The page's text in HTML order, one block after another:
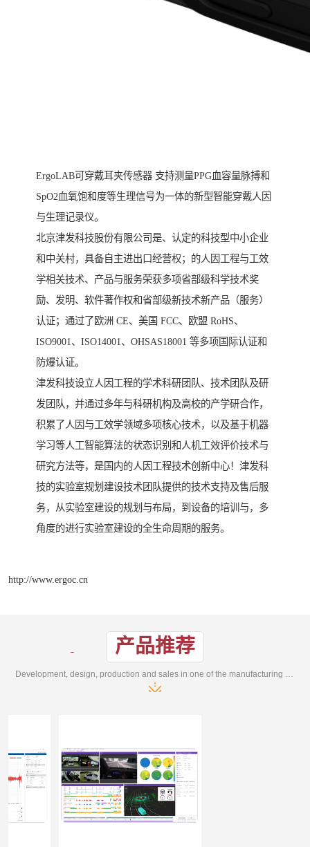
ErgoLAB可穿戴耳夹传感器 支持测量PPG血容量脉搏和
SpO2血氧饱和度等生理信号为一体的新型智能穿戴人因
与生理记录仪。
北京津发科技股份有限公司是、认定的科技型中小企业
和中关村，具备自主进出口经营权；的人因工程与工效
学相关技术、产品与服务荣获多项省部级科学技术奖
励、发明、软件著作权和省部级新技术新产品（服务）
认证；通过了欧洲 CE、美国 FCC、欧盟 RoHS、
ISO9001、ISO14001、OHSAS18001 等多项国际认证和
防爆认证。
津发科技设立人因工程的学术科研团队、技术团队及研
发团队，并通过多年与科研机构及高校的产学研合作，
积累了人因与工效学领域多项核心技术，以及基于机器
学习等人工智能算法的状态识别和人机工效评价技术与
研究方法等，是国内的人因工程技术创新中心！津发科
技的实验室规划建设技术团队提供的技术支持及售后服
务，从实验室建设的规划与布局，到设备的培训与，多
角度的进行实验室建设的全生命周期的服务。
http://www.ergoc.cn
产品推荐
Development, design, production and sales in one of the manufacturing enterprises